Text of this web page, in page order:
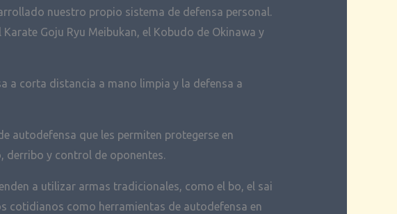
nuestro propio sistema de defensa personal.
Goju Ryu Meibukan, el Kobudo de Okinawa y
a corta distancia a mano limpia y la defensa a
autodefensa que les permiten protegerse en
derribo y control de oponentes.
a utilizar armas tradicionales, como el bo, el sai
cotidianos como herramientas de autodefensa en